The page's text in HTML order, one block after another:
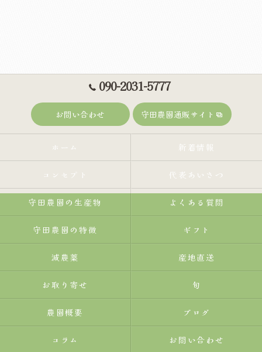
090-2031-5777
お問い合わせ 守田農園通販サイト
ホーム 新着情報
コンセプト 代表あいさつ
守田農園の生産物 よくある質問
守田農園の特徴 ギフト
減農薬 産地直送
お取り寄せ 旬
農園概要 ブログ
コラム お問い合わせ